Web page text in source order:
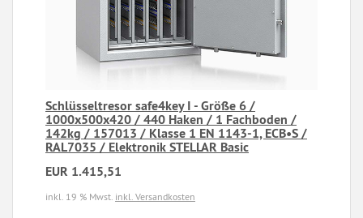
Schlüsseltresor safe4key I - Größe 6 /
1000x500x420 / 440 Haken / 1 Fachboden /
142kg / 157013 / Klasse 1 EN 1143-1, ECB•S /
RAL7035 / Elektronik STELLAR Basic
EUR 1.415,51
inkl. 19 % Mwst. inkl. Versandkosten